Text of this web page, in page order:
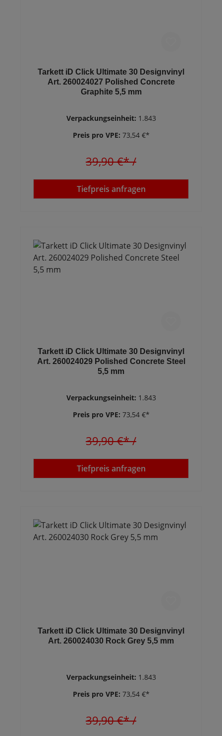
Tarkett iD Click Ultimate 30 Designvinyl
Art. 260024027 Polished Concrete
Graphite 5,5 mm
Verpackungseinheit: 1.843
Preis pro VPE: 73,54 €*
39,90 €*/
Tiefpreis anfragen
Tarkett iD Click Ultimate 30 Designvinyl
Art. 260024029 Polished Concrete Steel
5,5 mm
Verpackungseinheit: 1.843
Preis pro VPE: 73,54 €*
39,90 €*/
Tiefpreis anfragen
Tarkett iD Click Ultimate 30 Designvinyl
Art. 260024030 Rock Grey 5,5 mm
Verpackungseinheit: 1.843
Preis pro VPE: 73,54 €*
39,90 €*/